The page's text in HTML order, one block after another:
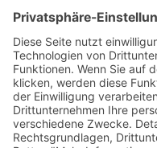
GREVY ANGEBOT
Was ist Grevy?
BENUTZERANMELDUNG